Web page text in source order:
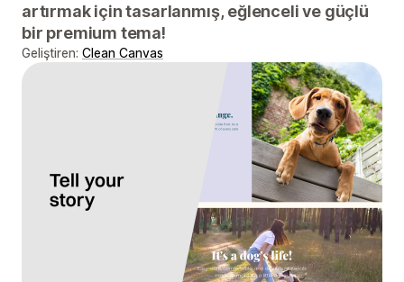
artırmak için tasarlanmış, eğlenceli ve güçlü
bir premium tema!
Geliştiren: Clean Canvas